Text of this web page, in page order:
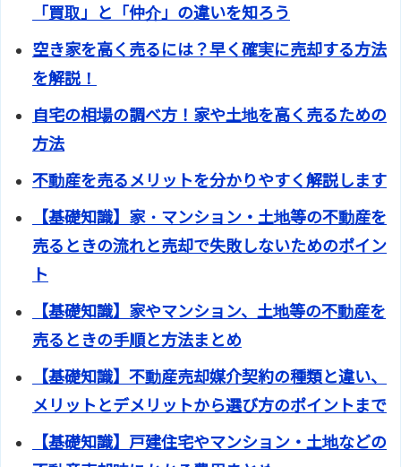
「買取」と「仲介」の違いを知ろう
空き家を高く売るには？早く確実に売却する方法
を解説！
自宅の相場の調べ方！家や土地を高く売るための
方法
不動産を売るメリットを分かりやすく解説します
【基礎知識】家・マンション・土地等の不動産を
売るときの流れと売却で失敗しないためのポイン
ト
【基礎知識】家やマンション、土地等の不動産を
売るときの手順と方法まとめ
【基礎知識】不動産売却媒介契約の種類と違い、
メリットとデメリットから選び方のポイントまで
【基礎知識】戸建住宅やマンション・土地などの